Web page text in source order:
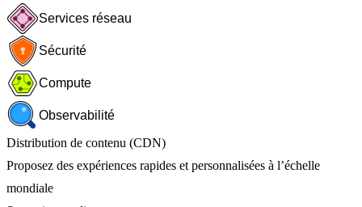
Services réseau
Sécurité
Compute
Observabilité
Distribution de contenu (CDN)
Proposez des expériences rapides et personnalisées à l’échelle
mondiale